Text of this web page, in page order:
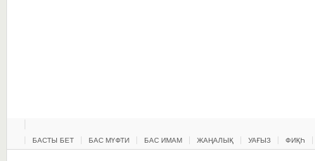
БАСТЫ БЕТ БАС МҮФТИ БАС ИМАМ ЖАҢАЛЫҚ УАҒЫЗ ФИҚҺ